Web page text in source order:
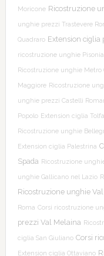
Moricone Ricostruzione
unghie prezzi Trastevere
Quadraro Extension ciglia
ricostruzione unghie
Ricostruzione unghie Metro
Maggiore Ricostruzione
unghie prezzi Castelli
Popolo Extension ciglia Tolfa
Ricostruzione unghie
Extension ciglia Palestrina
Spada Ricostruzione
unghie Gallicano nel Lazio
Ricostruzione unghie
Roma Corsi ricostruzione
prezzi Val Melaina
ciglia San Giuliano Corsi
Extension ciglia Ottaviano